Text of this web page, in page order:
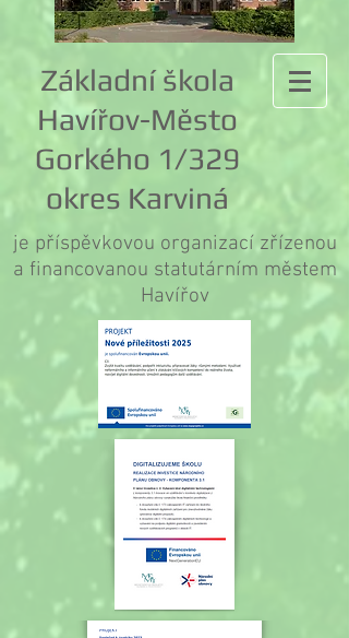
Základní škola
Havířov-Město
Gorkého 1/329
okres Karviná
je příspěvkovou organizací zřízenou
a financovanou statutárním městem
Havířov